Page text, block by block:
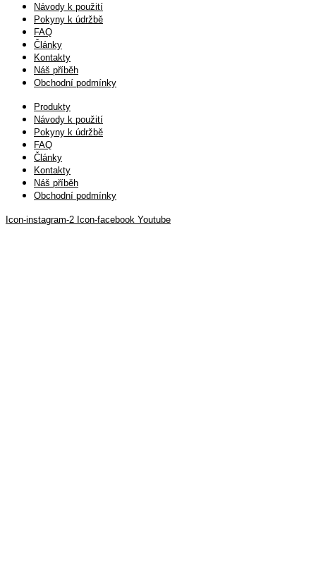
Návody k použití
Pokyny k údržbě
FAQ
Články
Kontakty
Náš příběh
Obchodní podmínky
Produkty
Návody k použití
Pokyny k údržbě
FAQ
Články
Kontakty
Náš příběh
Obchodní podmínky
Icon-instagram-2 Icon-facebook Youtube